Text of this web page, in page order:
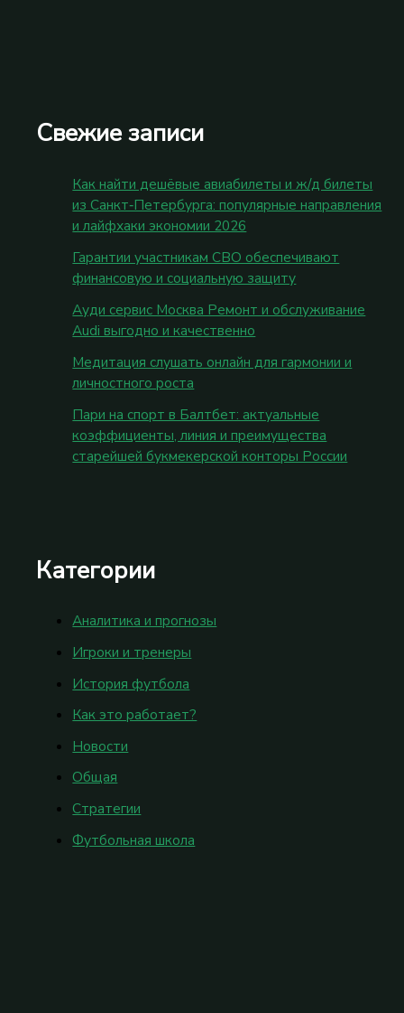
Свежие записи
Как найти дешёвые авиабилеты и ж/д билеты
из Санкт‑Петербурга: популярные направления
и лайфхаки экономии 2026
Гарантии участникам СВО обеспечивают
финансовую и социальную защиту
Ауди сервис Москва Ремонт и обслуживание
Audi выгодно и качественно
Медитация слушать онлайн для гармонии и
личностного роста
Пари на спорт в Балтбет: актуальные
коэффициенты, линия и преимущества
старейшей букмекерской конторы России
Категории
Аналитика и прогнозы
Игроки и тренеры
История футбола
Как это работает?
Новости
Общая
Стратегии
Футбольная школа